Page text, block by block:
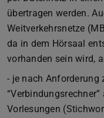
übertragen werden.
Weitverkehrsnetze
da in dem Hörsaal
vorhanden sein wird,
- je nach Anforderung
Vorlesungen